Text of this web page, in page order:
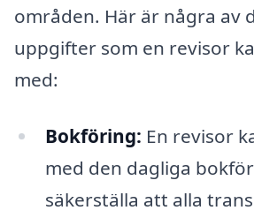
områden. Här är några av
uppgifter som en revisor
med:
Bokföring: En revisor
med den dagliga
säkerställa att alla